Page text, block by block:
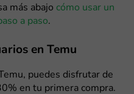
más abajo cómo usar un
a paso.
en Temu
puedes disfrutar de
en tu primera compra.